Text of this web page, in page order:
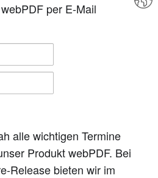
per E-Mail
alle wichtigen Termine
Produkt webPDF. Bei
Release bieten wir im